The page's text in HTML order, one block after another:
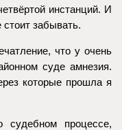
инстанций. И
забывать.
что у очень
суде амнезия.
которые прошла я
процессе,